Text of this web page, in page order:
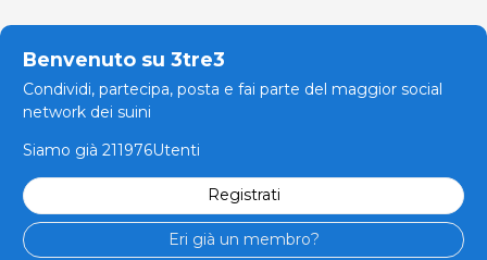
Benvenuto su 3tre3
Condividi, partecipa, posta e fai parte del maggior social
network dei suini
Siamo già 211976Utenti
Registrati
Eri già un membro?